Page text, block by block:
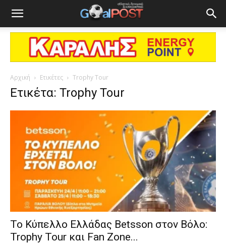
Αρχική Ετικέτες Trophy Tour
Ετικέτα: Trophy Tour
Το Κύπελλο Ελλάδας Betsson στον Βόλο:
Trophy Tour και Fan Zone...